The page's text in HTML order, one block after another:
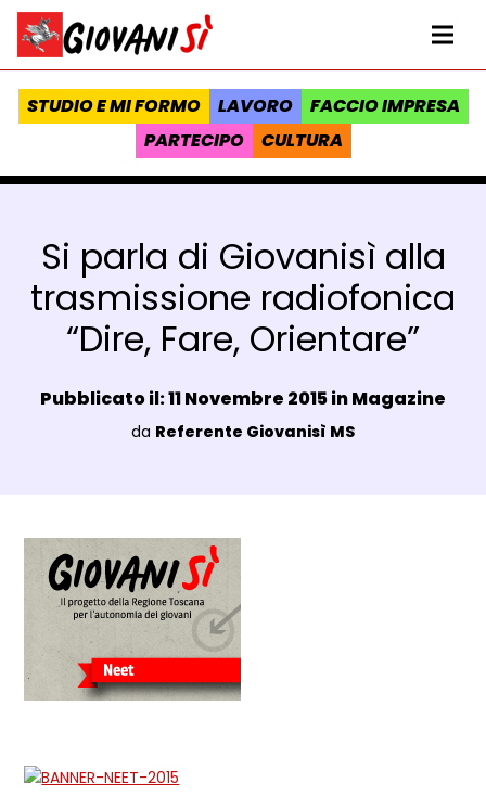
Vai al contenuto
Homepage Giovanisì - Progetto della Regione Toscana
STUDIO E MI FORMO LAVORO
FACCIO IMPRESA
PARTECIPO
CULTURA
Si parla di Giovanisì alla
trasmissione radiofonica
“Dire, Fare, Orientare”
Data e ora:
Pubblicato il: 11 Novembre 2015 inMagazine
Luogo:
da Referente Giovanisì MS
Dettagli Post Magazine